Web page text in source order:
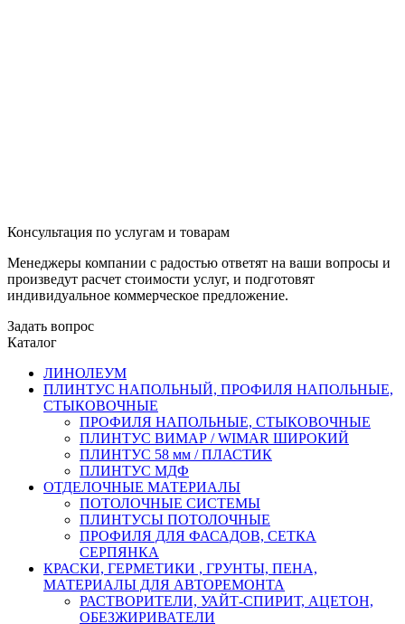
Консультация по услугам и товарам
Менеджеры компании с радостью ответят на ваши вопросы и
произведут расчет стоимости услуг, и подготовят
индивидуальное коммерческое предложение.
Задать вопрос
Каталог
ЛИНОЛЕУМ
ПЛИНТУС НАПОЛЬНЫЙ, ПРОФИЛЯ НАПОЛЬНЫЕ,
СТЫКОВОЧНЫЕ
ПРОФИЛЯ НАПОЛЬНЫЕ, СТЫКОВОЧНЫЕ
ПЛИНТУС ВИМАР / WIMAR ШИРОКИЙ
ПЛИНТУС 58 мм / ПЛАСТИК
ПЛИНТУС МДФ
ОТДЕЛОЧНЫЕ МАТЕРИАЛЫ
ПОТОЛОЧНЫЕ СИСТЕМЫ
ПЛИНТУСЫ ПОТОЛОЧНЫЕ
ПРОФИЛЯ ДЛЯ ФАСАДОВ, СЕТКА
СЕРПЯНКА
КРАСКИ, ГЕРМЕТИКИ , ГРУНТЫ, ПЕНА,
МАТЕРИАЛЫ ДЛЯ АВТОРЕМОНТА
РАСТВОРИТЕЛИ, УАЙТ-СПИРИТ, АЦЕТОН,
ОБЕЗЖИРИВАТЕЛИ